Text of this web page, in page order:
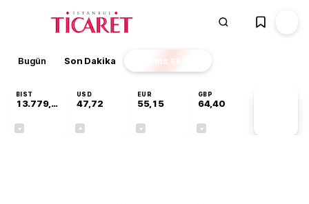
Bugün Son Dakika Finans EKSTRA
BIST
13.779,39
USD
47,72
EUR
55,15
GBP
64,40